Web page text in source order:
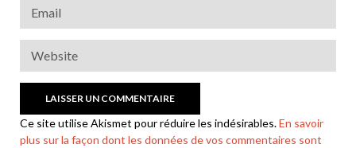
Ce site utilise Akismet pour réduire les indésirables.En savoir
plus sur la façon dont les données de vos commentaires sont